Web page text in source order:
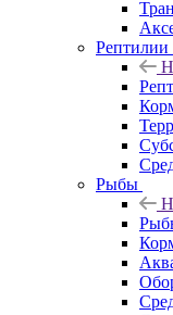
Рептилии
Рыбы